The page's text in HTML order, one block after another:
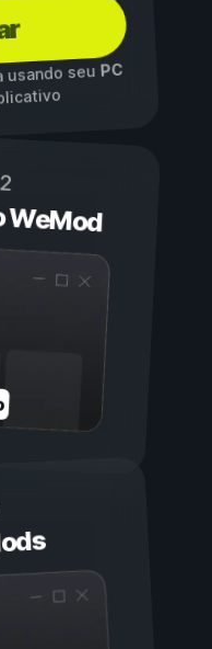
usando seuPC
WeMod